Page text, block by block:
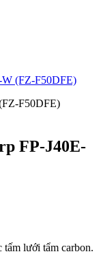
W (FZ-F50DFE)
FP-J40E-
tấm lưới tẩm carbon.